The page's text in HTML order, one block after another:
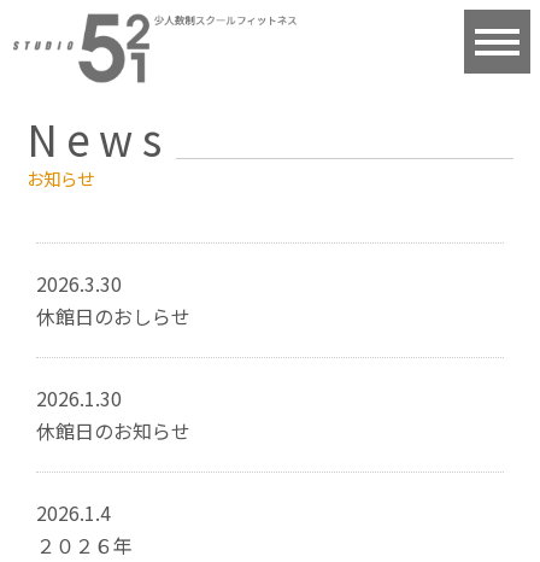
News
お知らせ
2026.3.30
休館日のおしらせ
2026.1.30
休館日のお知らせ
2026.1.4
２０２６年